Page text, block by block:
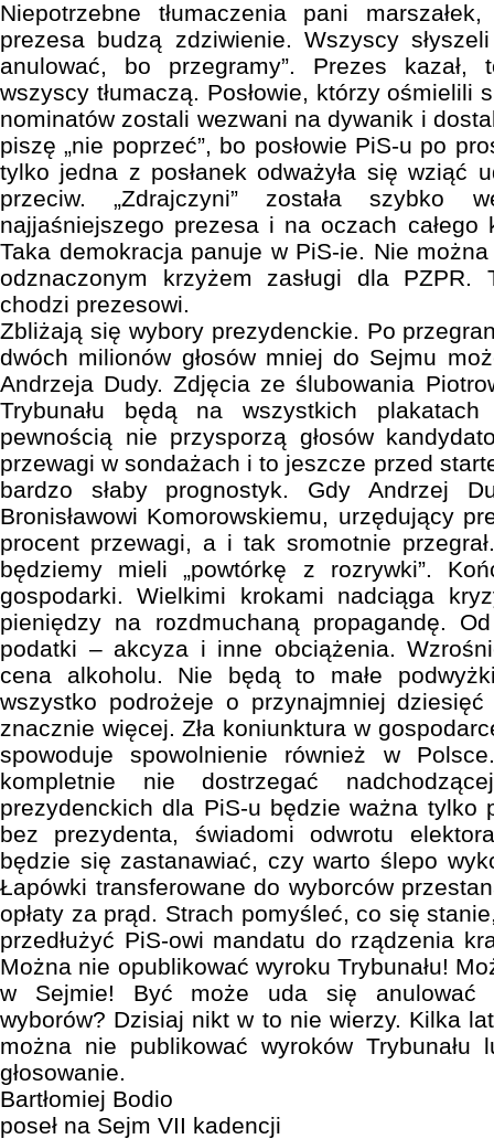
Niepotrzebne tłumaczenia pani
prezesa budzą zdziwienie. Wszyscy
anulować, bo przegramy”. Prezes kazał,
wszyscy tłumaczą. Posłowie, którzy ośmielili
nominatów zostali wezwani na dywanik i
piszę „nie poprzeć”, bo posłowie PiS-u po
tylko jedna z posłanek odważyła się wziąć
przeciw. „Zdrajczyni” została szybko
najjaśniejszego prezesa i na oczach całego
Taka demokracja panuje w PiS-ie. Nie
odznaczonym krzyżem zasługi dla
chodzi prezesowi.
Zbliżają się wybory prezydenckie. Po
dwóch milionów głosów mniej do Sejmu
Andrzeja Dudy. Zdjęcia ze ślubowania
Trybunału będą na wszystkich
pewnością nie przysporzą głosów
przewagi w sondażach i to jeszcze przed
bardzo słaby prognostyk. Gdy Andrzej
Bronisławowi Komorowskiemu, urzędujący
procent przewagi, a i tak sromotnie
będziemy mieli „powtórkę z rozrywki”.
gospodarki. Wielkimi krokami nadciąga
pieniędzy na rozdmuchaną propagandę.
podatki – akcyza i inne obciążenia.
cena alkoholu. Nie będą to małe
wszystko podrożeje o przynajmniej
znacznie więcej. Zła koniunktura w
spowoduje spowolnienie również w
kompletnie nie dostrzegać
prezydenckich dla PiS-u będzie ważna tylko
bez prezydenta, świadomi odwrotu
będzie się zastanawiać, czy warto ślepo
Łapówki transferowane do wyborców
opłaty za prąd. Strach pomyśleć, co się
przedłużyć PiS-owi mandatu do rządzenia
Można nie opublikować wyroku Trybunału!
w Sejmie! Być może uda się anulować
wyborów? Dzisiaj nikt w to nie wierzy. Kilka
można nie publikować wyroków Trybunału
głosowanie.
Bartłomiej Bodio
poseł na Sejm VII kadencji